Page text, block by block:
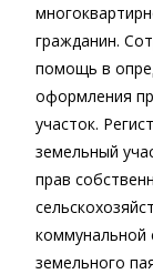
гражданин.
помощь в
оформления
участок.
земельный
прав
коммунальной
земельного